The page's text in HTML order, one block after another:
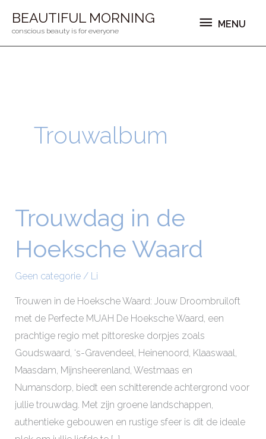
naarBEAUTIFUL MORNING
conscious beauty is for everyone
MENU
MENU
Trouwalbum
Trouwdag in de
Hoeksche Waard
Geen categorie/ Li
Trouwen in de Hoeksche Waard: Jouw Droombruiloft
met de Perfecte MUAH De Hoeksche Waard, een
prachtige regio met pittoreske dorpjes zoals
Goudswaard, ‘s-Gravendeel, Heinenoord, Klaaswaal,
Maasdam, Mijnsheerenland, Westmaas en
Numansdorp, biedt een schitterende achtergrond voor
jullie trouwdag. Met zijn groene landschappen,
authentieke gebouwen en rustige sfeer is dit de ideale
Trouwdag
de
Waard